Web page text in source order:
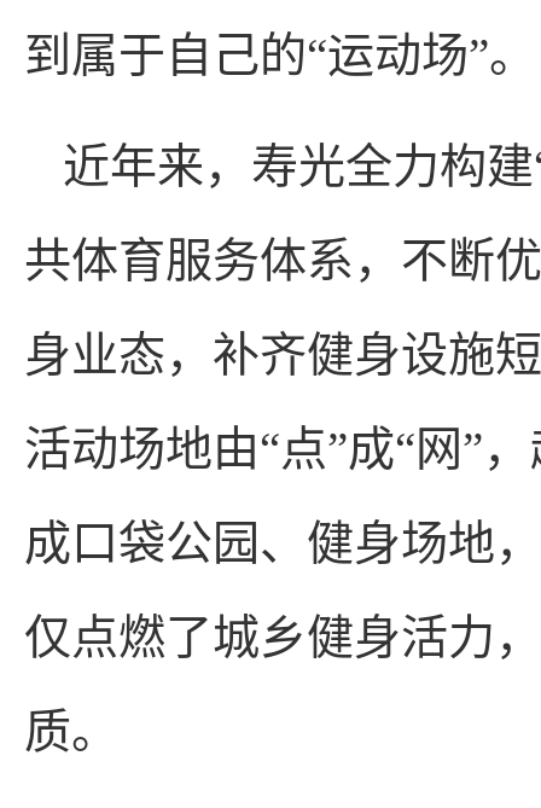
到属于自己的“运动场”。
近年来，寿光全力构
共体育服务体系，不断
身业态，补齐健身设施
活动场地由“点”成“网”
成口袋公园、健身场地
仅点燃了城乡健身活力
质。